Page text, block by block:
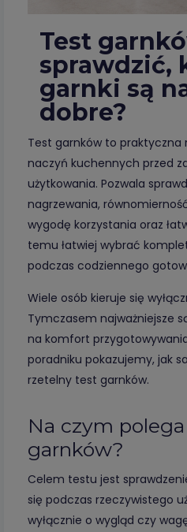
Test
sprawdzić,
garnki są
dobre?
Test garnków to
naczyń kuchennych przed
użytkowania. Pozwala
nagrzewania,
wygodę korzystania oraz
temu łatwiej wybrać
podczas codziennego
Wiele osób kieruje się
Tymczasem najważniejsze
na komfort
poradniku pokazujemy, jak
rzetelny test garnków.
Na czym
garnków?
Celem testu jest
się podczas rzeczywistego
wyłącznie o wygląd czy